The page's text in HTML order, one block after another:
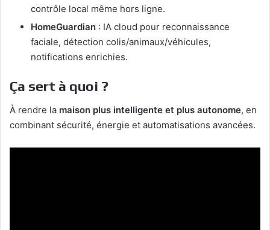
contrôle local même hors ligne.
HomeGuardian : IA cloud pour reconnaissance
faciale, détection colis/animaux/véhicules,
notifications enrichies.
Ça sert à quoi ?
À rendre la maison plus intelligente et plus autonome, en
combinant sécurité, énergie et automatisations avancées.